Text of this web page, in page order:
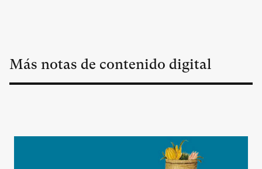
Más notas de contenido digital